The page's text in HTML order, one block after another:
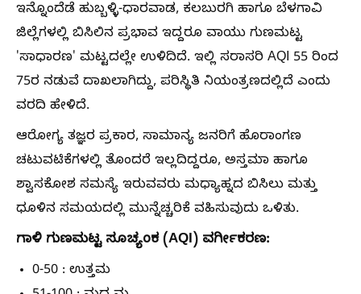
ಇನ್ನೊಂದೆಡೆ ಹುಬ್ಬಳ್ಳಿ-ಧಾರವಾಡ, ಕಲಬುರಗಿ ಹಾಗೂ ಬೆಳಗಾವಿ
ಜಿಲ್ಲೆಗಳಲ್ಲಿ ಬಿಸಿಲಿನ ಪ್ರಭಾವ ಇದ್ದರೂ ವಾಯು ಗುಣಮಟ್ಟ
'ಸಾಧಾರಣ' ಮಟ್ಟದಲ್ಲೇ ಉಳಿದಿದೆ. ಇಲ್ಲಿ ಸರಾಸರಿ AQI 55 ರಿಂದ
75ರ ನಡುವೆ ದಾಖಲಾಗಿದ್ದು, ಪರಿಸ್ಥಿತಿ ನಿಯಂತ್ರಣದಲ್ಲಿದೆ ಎಂದು
ವರದಿ ಹೇಳಿದೆ.
ಆರೋಗ್ಯ ತಜ್ಞರ ಪ್ರಕಾರ, ಸಾಮಾನ್ಯ ಜನರಿಗೆ ಹೊರಾಂಗಣ
ಚಟುವಟಿಕೆಗಳಲ್ಲಿ ತೊಂದರೆ ಇಲ್ಲದಿದ್ದರೂ, ಅಸ್ತಮಾ ಹಾಗೂ
ಶ್ವಾಸಕೋಶ ಸಮಸ್ಯೆ ಇರುವವರು ಮಧ್ಯಾಹ್ನದ ಬಿಸಿಲು ಮತ್ತು
ಧೂಳಿನ ಸಮಯದಲ್ಲಿ ಮುನ್ನೆಚ್ಚರಿಕೆ ವಹಿಸುವುದು ಒಳಿತು.
ಗಾಳಿ ಗುಣಮಟ್ಟ ಸೂಚ್ಯಂಕ (AQI) ವರ್ಗೀಕರಣ:
0-50 : ಉತ್ತಮ